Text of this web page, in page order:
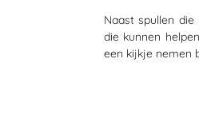
Naast spullen
die kunnen
een kijkje nemen